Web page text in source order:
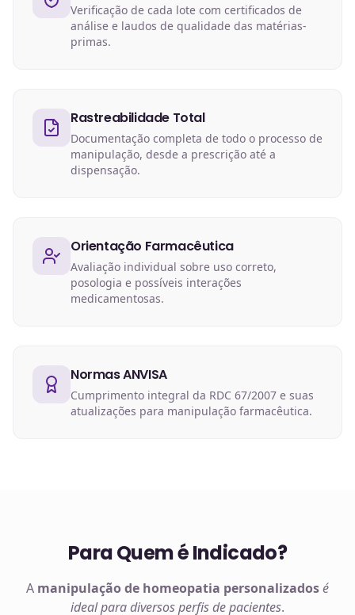
Verificação de cada lote com certificados de
análise e laudos de qualidade das matérias-
primas.
Rastreabilidade Total
Documentação completa de todo o processo de
manipulação, desde a prescrição até a
dispensação.
Orientação Farmacêutica
Avaliação individual sobre uso correto,
posologia e possíveis interações
medicamentosas.
Normas ANVISA
Cumprimento integral da RDC 67/2007 e suas
atualizações para manipulação farmacêutica.
Para Quem é Indicado?
A manipulação de homeopatia personalizadosé
ideal para diversos perfis de pacientes.